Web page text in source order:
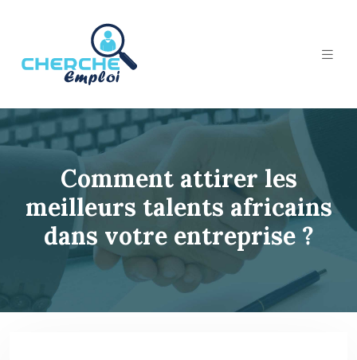
Comment attirer les
meilleurs talents africains
dans votre entreprise ?